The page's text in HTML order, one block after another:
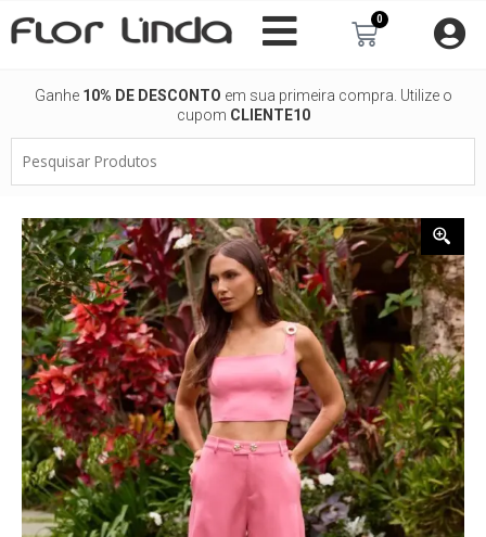
para
0
Carrinho
Ganhe 10% DE DESCONTO em sua primeira compra. Utilize o
cupom CLIENTE10
Produtos